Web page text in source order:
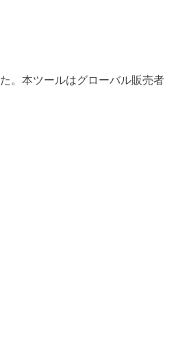
。本ツールはグローバル販売者